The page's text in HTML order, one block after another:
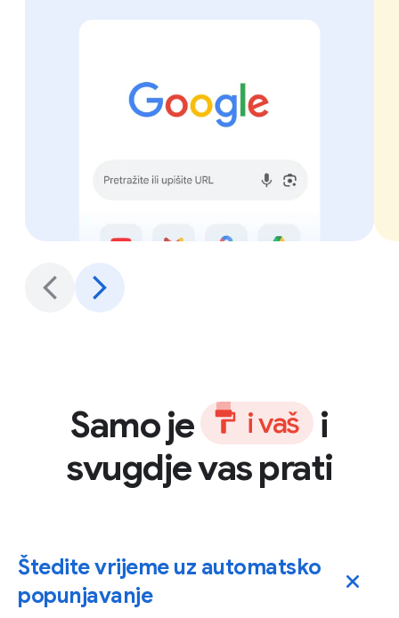
Samo je ivaš i
svugdje vas prati
Štedite vrijeme uz automatsko
popunjavanje